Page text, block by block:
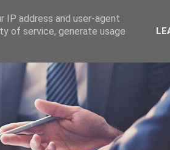
IP address and user-agent
of service, generate usage